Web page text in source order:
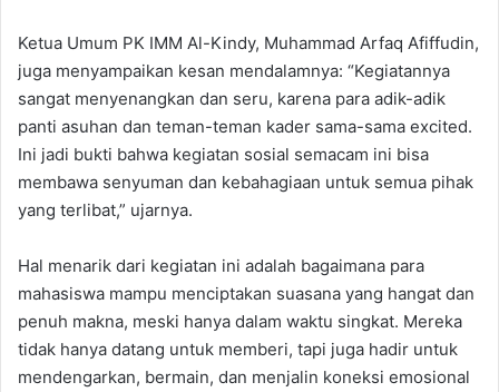
Ketua Umum PK IMM Al-Kindy, Muhammad Arfaq Afiffudin,
juga menyampaikan kesan mendalamnya: “Kegiatannya
sangat menyenangkan dan seru, karena para adik-adik
panti asuhan dan teman-teman kader sama-sama excited.
Ini jadi bukti bahwa kegiatan sosial semacam ini bisa
membawa senyuman dan kebahagiaan untuk semua pihak
yang terlibat,” ujarnya.
Hal menarik dari kegiatan ini adalah bagaimana para
mahasiswa mampu menciptakan suasana yang hangat dan
penuh makna, meski hanya dalam waktu singkat. Mereka
tidak hanya datang untuk memberi, tapi juga hadir untuk
mendengarkan, bermain, dan menjalin koneksi emosional